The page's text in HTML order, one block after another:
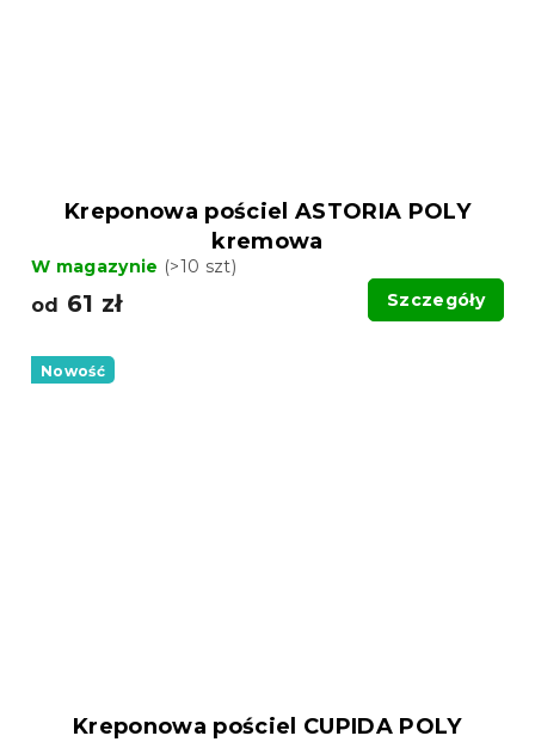
Kreponowa pościel ASTORIA POLY
kremowa
W magazynie (>10 szt)
od 61 zł Szczegóły
Nowość
Kreponowa pościel CUPIDA POLY